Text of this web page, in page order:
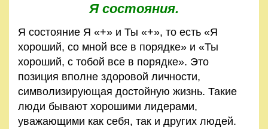
Я состояния.
Я состояние Я «+» и Ты «+», то есть «Я
хороший, со мной все в порядке» и «Ты
хороший, с тобой все в порядке». Это
позиция вполне здоровой личности,
символизирующая достойную жизнь. Такие
люди бывают хорошими лидерами,
уважающими как себя, так и других людей.